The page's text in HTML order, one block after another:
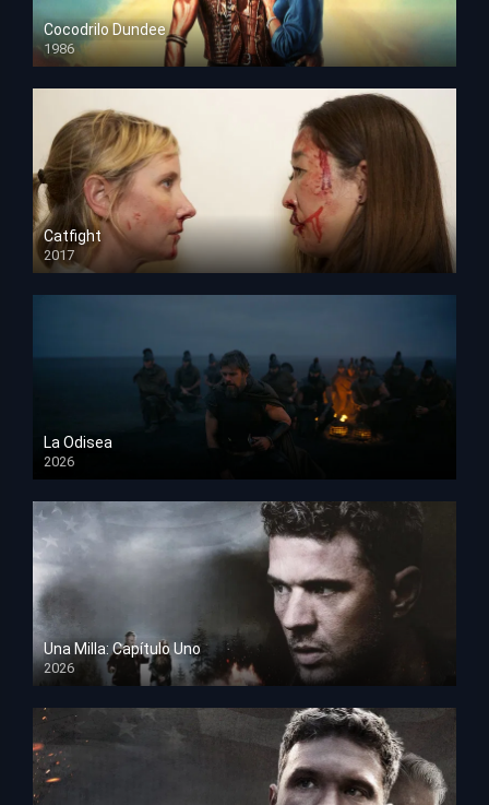
Cocodrilo Dundee
1986
HD 1080p
Catfight
2017
HD 720p
La Odisea
2026
TS Screener
Una Milla: Capítulo Uno
2026
HD 1080p